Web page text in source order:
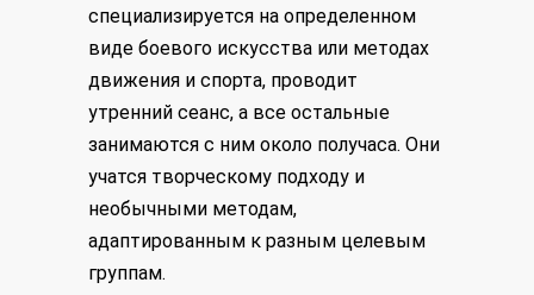
специализируется на определенном
виде боевого искусства или методах
движения и спорта, проводит
утренний сеанс, а все остальные
занимаются с ним около получаса. Они
учатся творческому подходу и
необычными методам,
адаптированным к разным целевым
группам.